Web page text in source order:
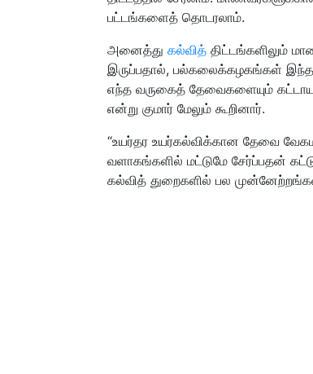
பட்டங்களைத் தொடரலாம்.
அனைத்து கல்வித் திட்டங்களிலும்
இருப்பதால், பல்கலைக்கழகங்கள்
எந்த வருகைத் தேவைகளையும்
என்று குமார் மேலும் கூறினார்.
“உயர்தர உயர்கல்விக்கான தேவை
வளாகங்களில் மட்டுமே சேர்ப்பதன்
கல்வித் துறைகளில் பல